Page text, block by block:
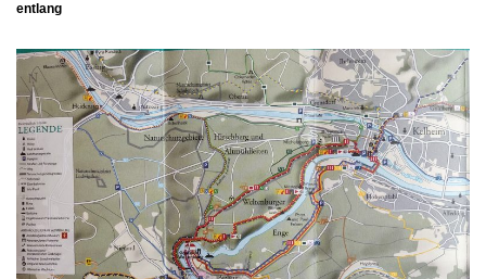
entlang